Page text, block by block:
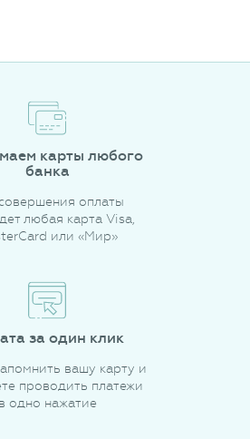
карты любого
банка
оплаты
любая карта Visa,
или «Мир»
за один клик
вашу карту и
проводить платежи
в одно нажатие